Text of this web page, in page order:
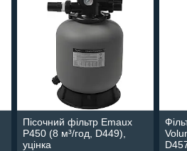
Пісочний фільтр Emaux
P450 (8 м³/год, D449),
уцінка